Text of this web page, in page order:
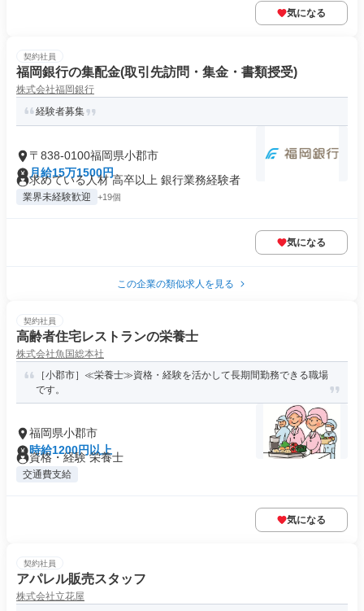
気になる
契約社員
福岡銀行の集配金(取引先訪問・集金・書類授受)
株式会社福岡銀行
経験者募集
〒838-0100福岡県小郡市
月給15万1500円
求めている人材 高卒以上 銀行業務経験者
業界未経験歓迎 +19個
気になる
この企業の類似求人を見る
契約社員
高齢者住宅レストランの栄養士
株式会社魚国総本社
［小郡市］≪栄養士≫資格・経験を活かして長期間勤務できる職場
です。
福岡県小郡市
時給1200円以上
資格・経験 栄養士
交通費支給
気になる
契約社員
アパレル販売スタッフ
株式会社立花屋